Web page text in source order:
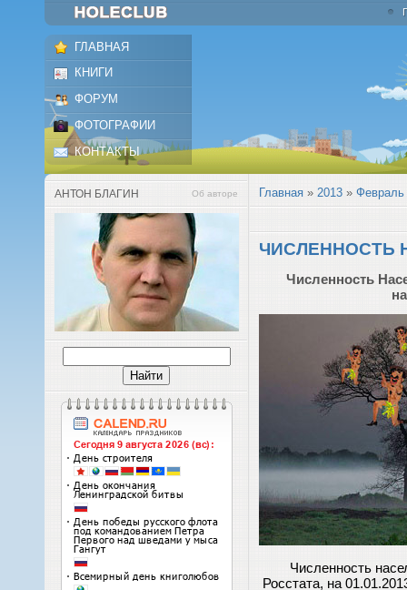
ГЛАВНАЯ
КНИГИ
ФОРУМ
ФОТОГРАФИИ
КОНТАКТЫ
АНТОН БЛАГИН Об авторе Главная » 2013 » Февраль
ЧИСЛЕННОСТЬ
Численность
Численность
Росстата, на